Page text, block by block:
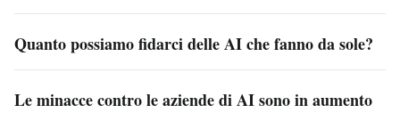
Quanto possiamo fidarci delle AI che fanno da sole?
Le minacce contro le aziende di AI sono in aumento